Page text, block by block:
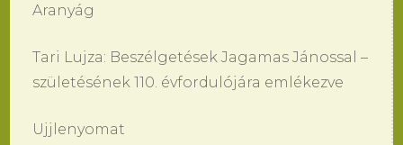
Aranyág
Tari Lujza: Beszélgetések Jagamas Jánossal –
születésének 110. évfordulójára emlékezve
Ujjlenyomat